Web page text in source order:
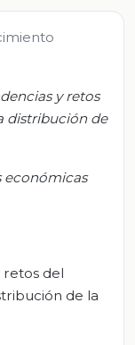
y retos
distribución de
económicas
retos del
de la